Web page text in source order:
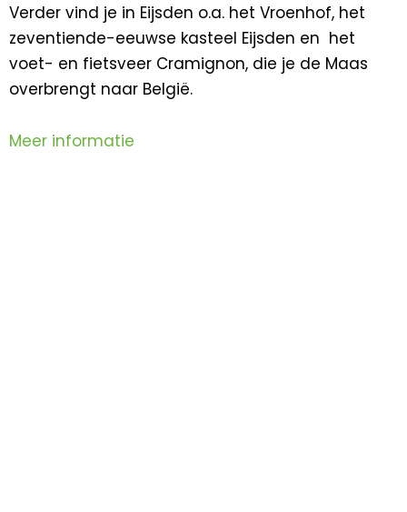
Verder vind je in Eijsden o.a. het Vroenhof, het
zeventiende-eeuwse kasteel Eijsden en het
voet- en fietsveer Cramignon, die je de Maas
overbrengt naar België.
Meer informatie